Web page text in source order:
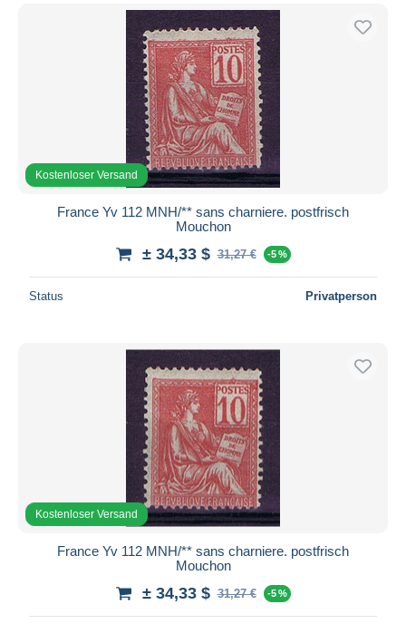
Kostenloser Versand
France Yv 112 MNH/** sans charniere. postfrisch
Mouchon
± 34,33 $ 31,27 € -5 %
Status Privatperson
Kostenloser Versand
France Yv 112 MNH/** sans charniere. postfrisch
Mouchon
± 34,33 $ 31,27 € -5 %